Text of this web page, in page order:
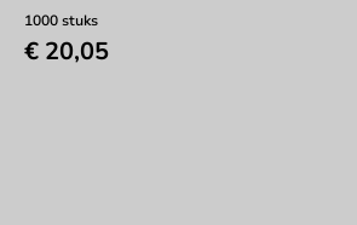
1000 stuks
€ 20,05